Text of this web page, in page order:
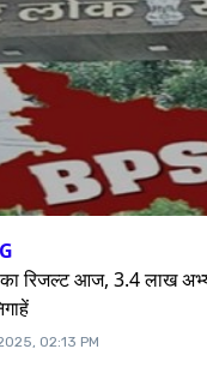
का रिजल्ट आज, 3.4 लाख
02:13 PM